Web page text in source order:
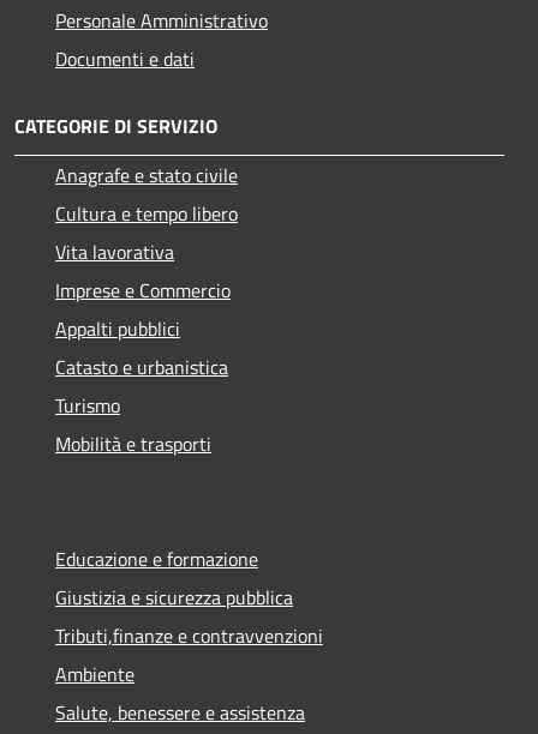
Personale Amministrativo
Documenti e dati
CATEGORIE DI SERVIZIO
Anagrafe e stato civile
Cultura e tempo libero
Vita lavorativa
Imprese e Commercio
Appalti pubblici
Catasto e urbanistica
Turismo
Mobilità e trasporti
Educazione e formazione
Giustizia e sicurezza pubblica
Tributi,finanze e contravvenzioni
Ambiente
Salute, benessere e assistenza